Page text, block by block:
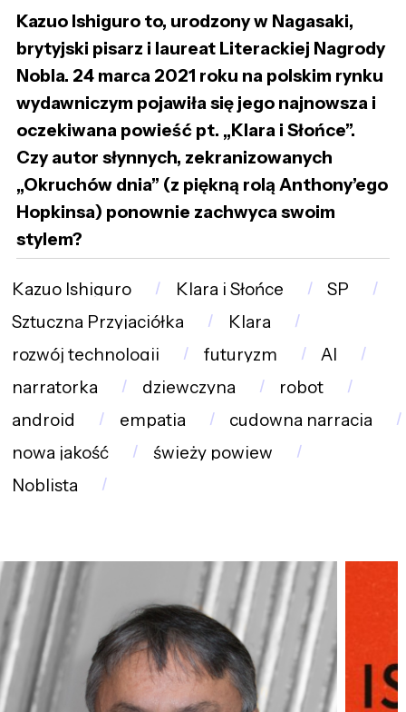
Kazuo Ishiguro to, urodzony w Nagasaki,
brytyjski pisarz i laureat Literackiej Nagrody
Nobla. 24 marca 2021 roku na polskim rynku
wydawniczym pojawiła się jego najnowsza i
oczekiwana powieść pt. „Klara i Słońce”.
Czy autor słynnych, zekranizowanych
„Okruchów dnia” (z piękną rolą Anthony’ego
Hopkinsa) ponownie zachwyca swoim
stylem?
Kazuo Ishiguro Klara i Słońce
SP
Sztuczna Przyjaciółka
Klara
rozwój technologii
futuryzm
AI
narratorka
dziewczyna
robot
android
empatia
cudowna narracja
nowa jakość
świeży powiew
Noblista